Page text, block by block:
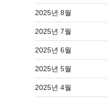
2025년 8월
2025년 7월
2025년 6월
2025년 5월
2025년 4월